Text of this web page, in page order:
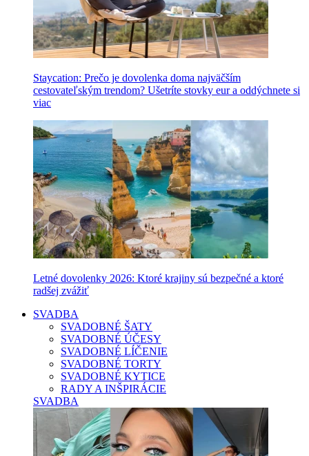
Staycation: Prečo je dovolenka doma najväčším
cestovateľským trendom? Ušetríte stovky eur a oddýchnete si
viac
Letné dovolenky 2026: Ktoré krajiny sú bezpečné a ktoré
radšej zvážiť
SVADBA
SVADOBNÉ ŠATY
SVADOBNÉ ÚČESY
SVADOBNÉ LÍČENIE
SVADOBNÉ TORTY
SVADOBNÉ KYTICE
RADY A INŠPIRÁCIE
SVADBA